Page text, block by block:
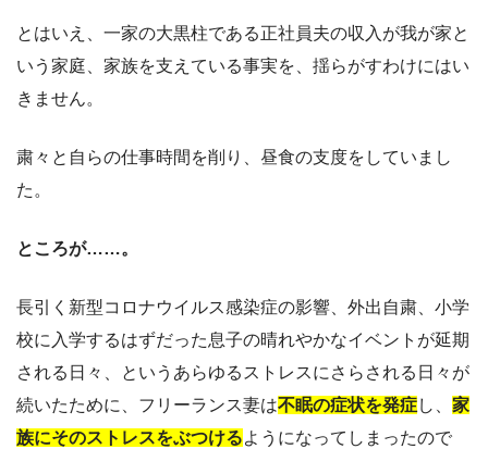
とはいえ、一家の大黒柱である正社員夫の収入が我が家と
いう家庭、家族を支えている事実を、揺らがすわけにはい
きません。
粛々と自らの仕事時間を削り、昼食の支度をしていまし
た。
ところが……。
長引く新型コロナウイルス感染症の影響、外出自粛、小学
校に入学するはずだった息子の晴れやかなイベントが延期
される日々、というあらゆるストレスにさらされる日々が
続いたために、フリーランス妻は不眠の症状を発症し、 家
族にそのストレスをぶつけるようになってしまったので